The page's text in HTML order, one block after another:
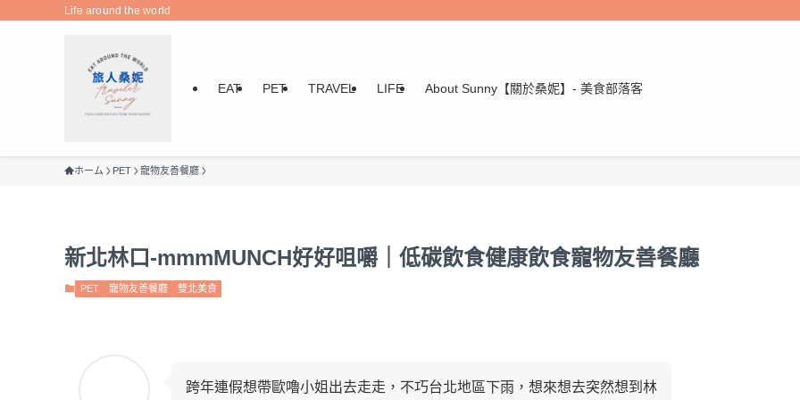
Life around the world
EAT PET TRAVEL LIFE About Sunny【關於桑妮】- 美食部落客
ホーム PET 寵物友善餐廳
新北林口-mmmMUNCH好好咀嚼｜低碳飲食健康飲食寵物友善餐廳
PET 寵物友善餐廳 雙北美食
跨年連假想帶歐嚕小姐出去走走，不巧台北地區下雨，想來想去突然想到林